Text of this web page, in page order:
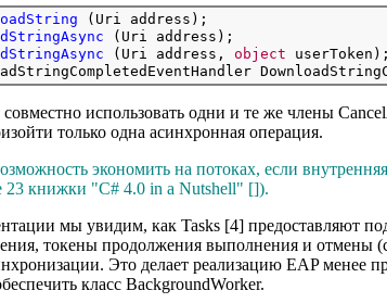
(Uri address);
(Uri address);
(Uri address, object userToken);
использовать одни и те же члены
только одна асинхронная операция.
экономить на потоках, если
23 книжки "C# 4.0 in a Nutshell" []).
мы увидим, как Tasks [4] предоставляют
токены продолжения выполнения и отмены
Это делает реализацию EAP менее
класс BackgroundWorker.